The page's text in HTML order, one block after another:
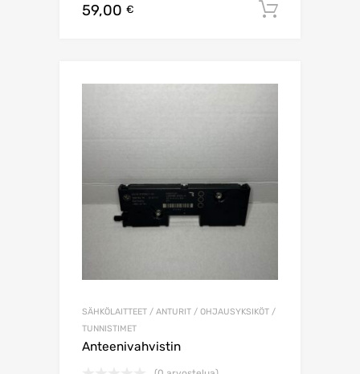
59,00 €
SÄHKÖLAITTEET / ANTURIT / OHJAUSYKSIKÖT /
TUNNISTIMET
Anteenivahvistin